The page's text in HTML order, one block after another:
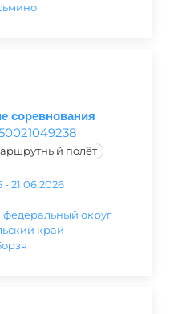
соревнования
полёт
- 21.06.2026
округ
край